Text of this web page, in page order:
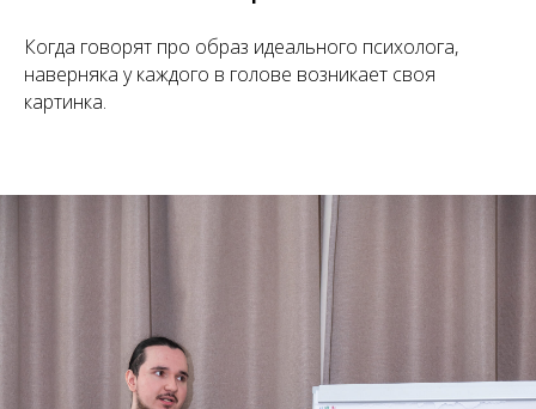
Когда говорят про образ идеального психолога,
наверняка у каждого в голове возникает своя
картинка.